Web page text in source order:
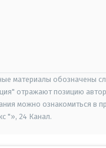
материалы обозначены
отражают позицию
можно ознакомиться
"», 24 Канал.